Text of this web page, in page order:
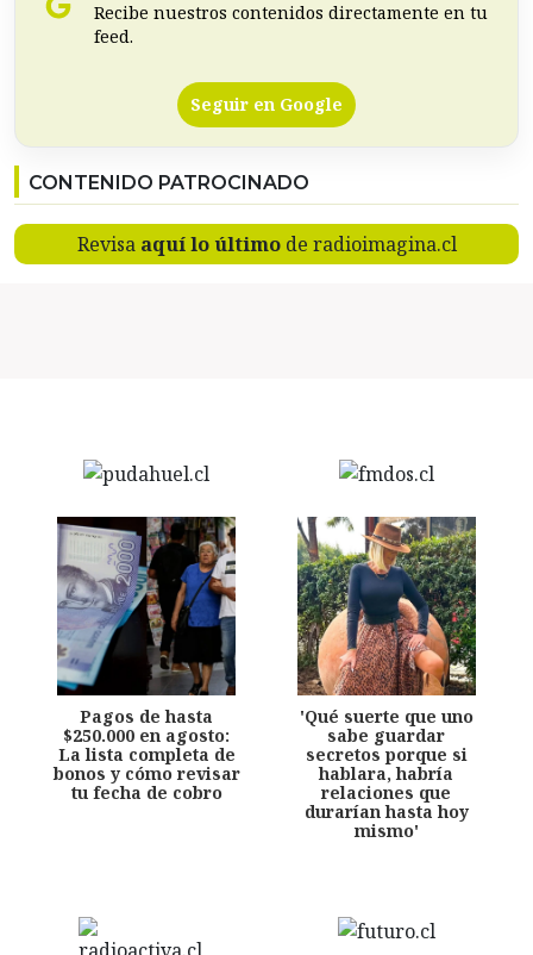
Recibe nuestros contenidos directamente en tu
feed.
Seguir en Google
CONTENIDO PATROCINADO
Revisa aquí lo últimode radioimagina.cl
Pagos de hasta
$250.000 en agosto:
La lista completa de
bonos y cómo revisar
tu fecha de cobro
'Qué suerte que uno
sabe guardar
secretos porque si
hablara, habría
relaciones que
durarían hasta hoy
mismo'